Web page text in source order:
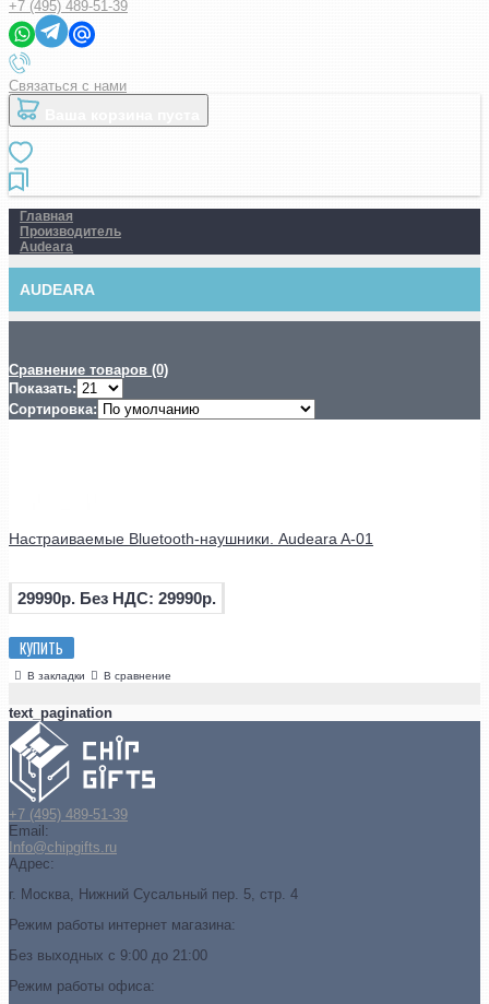
+7 (495) 489-51-39
Связаться с нами
Главная
Производитель
Audeara
AUDEARA
Сравнение товаров (0)
Показать:
Сортировка:
Настраиваемые Bluetooth-наушники. Audeara A-01
29990р. Без НДС: 29990р.
КУПИТЬ
В закладки В сравнение
text_pagination
+7 (495) 489-51-39
Email:
Info@chipgifts.ru
Адрес:
г. Москва, Нижний Сусальный пер. 5, стр. 4
Режим работы интернет магазина:
Без выходных с 9:00 до 21:00
Режим работы офиса: